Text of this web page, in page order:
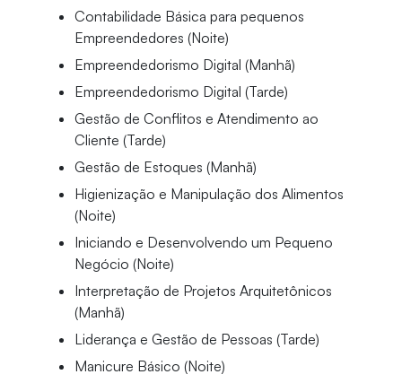
Contabilidade Básica para pequenos
Empreendedores (Noite)
Empreendedorismo Digital (Manhã)
Empreendedorismo Digital (Tarde)
Gestão de Conflitos e Atendimento ao
Cliente (Tarde)
Gestão de Estoques (Manhã)
Higienização e Manipulação dos Alimentos
(Noite)
Iniciando e Desenvolvendo um Pequeno
Negócio (Noite)
Interpretação de Projetos Arquitetônicos
(Manhã)
Liderança e Gestão de Pessoas (Tarde)
Manicure Básico (Noite)